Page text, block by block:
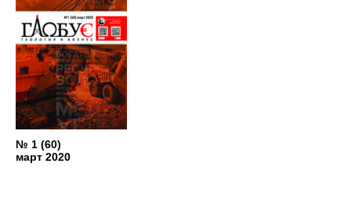
№ 1 (60)
март 2020